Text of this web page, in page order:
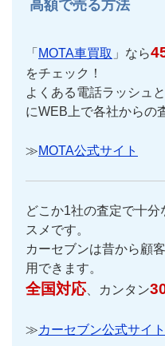
高額で売る方法
「 MOTA車買取 」なら
をチェック！
よくある電話ラッシュ
にWEB上で各社からの
≫MOTA公式サイト
どこか1社の査定で十分
スメです。
カーセブンは昔から顧
用できます。
全国対応、カンタン
≫カーセブン公式サイト